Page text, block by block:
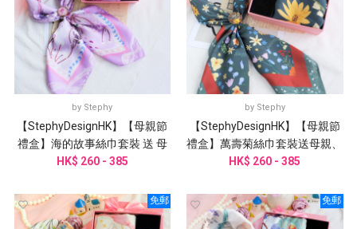
by Stephy
【StephyDesignHK】【母親節
禮盒】海的故事絲巾套裝 送 母
親、丈母娘、婆婆、外婆
HK$ 260 - 385
by Stephy
【StephyDesignHK】【母親節
禮盒】萬壽菊絲巾套裝送母親、
阿嬤、外婆、丈母娘、婆婆
HK$ 260 - 385
免郵 免郵